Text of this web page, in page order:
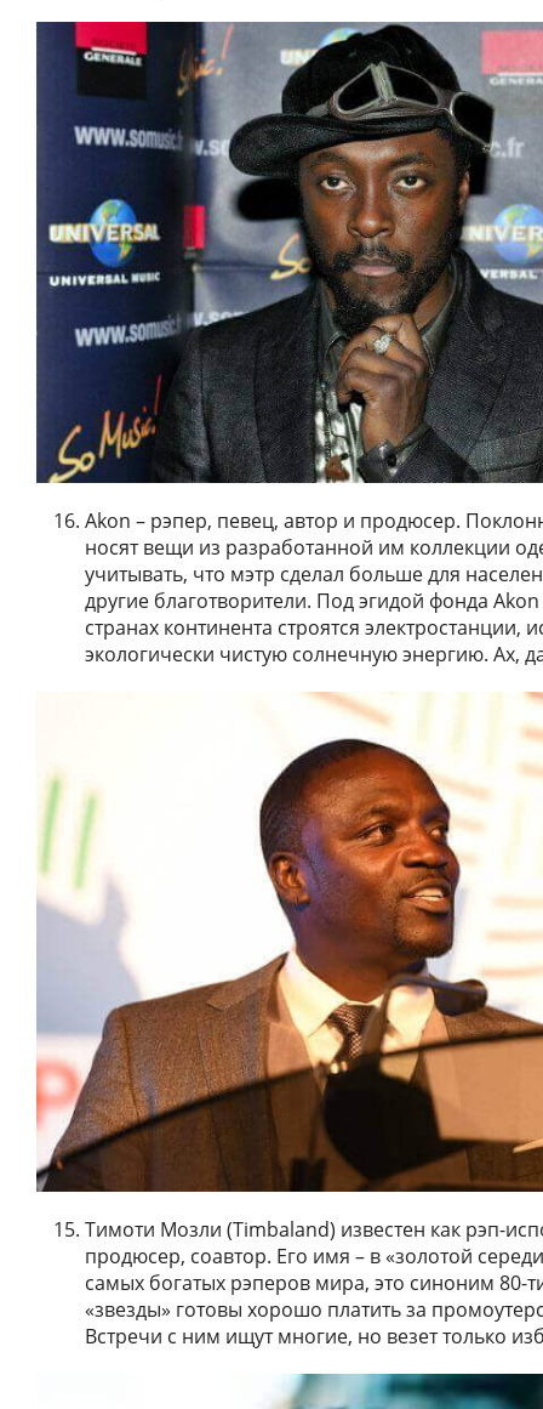
Akon – рэпер, певец, автор и продюсер.
носят вещи из разработанной им коллекции
учитывать, что мэтр сделал больше для
другие благотворители. Под эгидой фонда
странах континента строятся электростанции,
экологически чистую солнечную энергию. Ах,
Тимоти Мозли (Timbaland) известен как рэп-
продюсер, соавтор. Его имя – в «золотой
самых богатых рэперов мира, это синоним 80-
«звезды» готовы хорошо платить за
Встречи с ним ищут многие, но везет только